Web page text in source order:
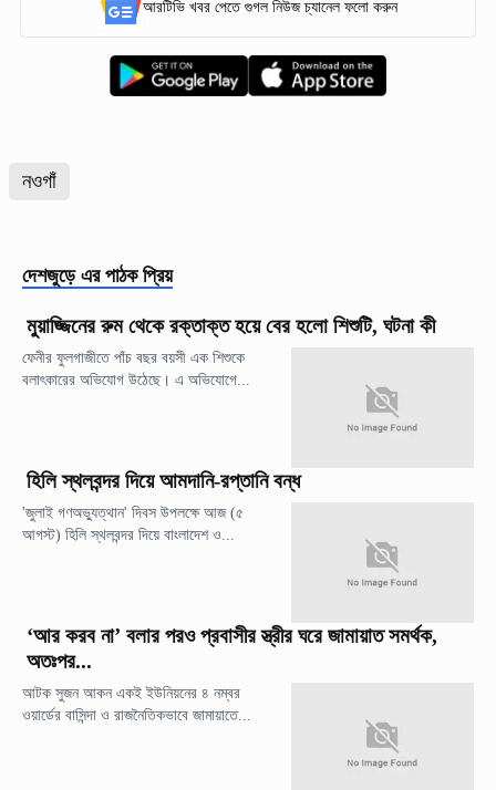
আরটিভি খবর পেতে গুগল নিউজ চ্যানেল ফলো করুন
নওগাঁ
দেশজুড়ে এর পাঠক প্রিয়
মুয়াজ্জিনের রুম থেকে রক্তাক্ত হয়ে বের হলো শিশুটি, ঘটনা কী
ফেনীর ফুলগাজীতে পাঁচ বছর বয়সী এক শিশুকে
বলাৎকারের অভিযোগ উঠেছে। এ অভিযোগে...
হিলি স্থলবন্দর দিয়ে আমদানি-রপ্তানি বন্ধ
'জুলাই গণঅভ্যুত্থান' দিবস উপলক্ষে আজ (৫
আগস্ট) হিলি স্থলবন্দর দিয়ে বাংলাদেশ ও...
‘আর করব না’ বলার পরও প্রবাসীর স্ত্রীর ঘরে জামায়াত সমর্থক,
অতঃপর...
আটক সুজন আকন একই ইউনিয়নের ৪ নম্বর
ওয়ার্ডের বাসিন্দা ও রাজনৈতিকভাবে জামায়াতে...